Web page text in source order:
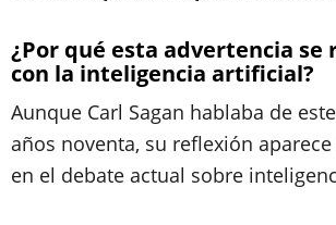
¿Por qué esta advertencia se
con la inteligencia artificial?
Aunque Carl Sagan hablaba de
años noventa, su reflexión
en el debate actual sobre